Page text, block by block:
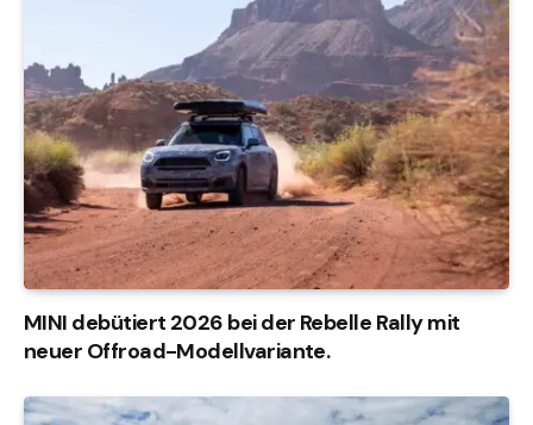
MINI debütiert 2026 bei der Rebelle Rally mit
neuer Offroad-Modellvariante.